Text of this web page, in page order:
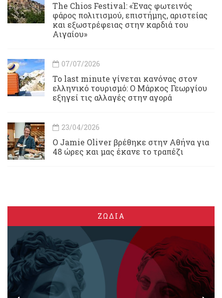
Τhe Chios Festival: «Ένας φωτεινός
φάρος πολιτισμού, επιστήμης, αριστείας
και εξωστρέφειας στην καρδιά του
Αιγαίου»
07/07/2026
Το last minute γίνεται κανόνας στον
ελληνικό τουρισμό: Ο Μάρκος Γεωργίου
εξηγεί τις αλλαγές στην αγορά
23/04/2026
Ο Jamie Oliver βρέθηκε στην Αθήνα για
48 ώρες και μας έκανε το τραπέζι
ΖΩΔΙΑ